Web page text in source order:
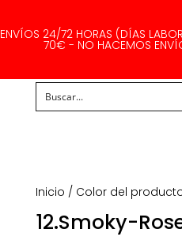
ENVÍOS 24/72 HORAS (DÍAS
70€ - NO HACEMOS
Inicio / Color del
12.Smoky-